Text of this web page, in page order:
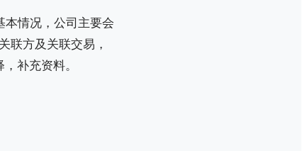
本情况，公司主要会
联方及关联交易，
补充资料。